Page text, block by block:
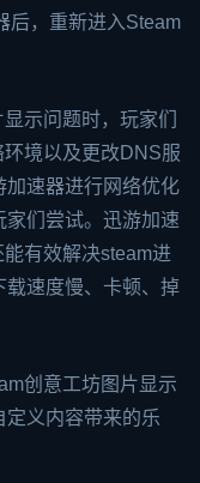
后，重新进入Steam
示问题时，玩家们
境以及更改DNS服
加速器进行网络优化
们尝试。迅游加速
有效解决steam进
载速度慢、卡顿、掉
创意工坊图片显示
定义内容带来的乐